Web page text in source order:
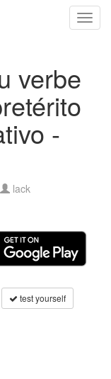
verbe
-
lack
test yourself